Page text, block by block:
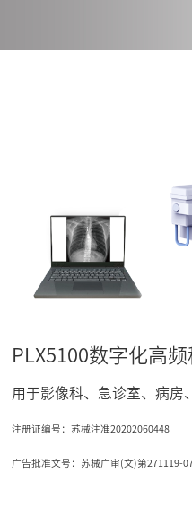
PLX5100数字化高
用于影像科、急诊室、病房
注册证编号：苏械注准20202060448
广告批准文号：苏械广审(文)第271119-